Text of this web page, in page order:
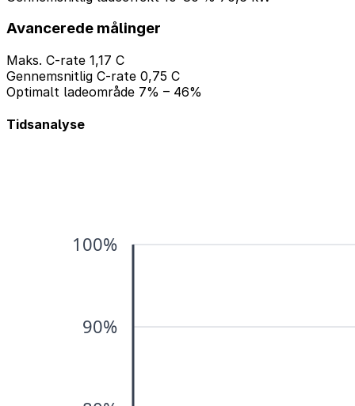
Avancerede målinger
Maks. C-rate 1,17 C
Gennemsnitlig C-rate 0,75 C
Optimalt ladeområde 7% – 46%
Tidsanalyse